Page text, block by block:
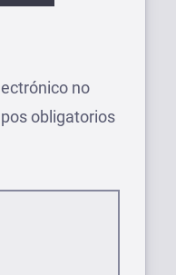
no
obligatorios